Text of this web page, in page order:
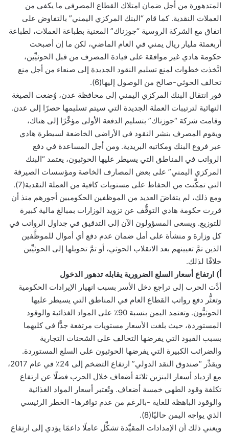
المتدهورة من أجل ضمان امتلاك القطاع المصرفي ما يكفي من
العملات النقدية. كما قام “البنك المركزي اليمني” بالتفاوض على
اتفاق مع الشركة الروسية “جوزناك” المعنية بطباعة العملات، لطباعة
أربعمئة مليار ريال يمني في العام الماضي، لكن ما إن أصبحت
حكومة هادي غير موافقة على قيادة المصرف من قبل الحوثيِّين،
اتَّخذت خطوات لمنع تسليم النقود الجديدة إلى صنعاء من أجل منع
تحالف الحوثي-صالح من الوصول إليها(6).
فور انتقال البنك المركزي اليمني إلى محافظة عدن، وُضعت الصيغة
النهائية لترتيبات العملة الجديدة التي سيتم تسليمها حصرًا إلى عدن.
وقامت شركة “جوزناك” بتسليم الدفعة الأولى مؤخَّرًا إلى هناك،
ويقوم المصرف بنشر النقود في الأراضي الخاضعة لسيطرة هادي
عبر فروع البنك ومكاتبه البريدية. ومن أجل المساعدة في دفع
الرواتب في المناطق التي يسيطر عليها الحوثيون، يعتمد “البنك
المركزي اليمني” على بعض المصارف الخاصة ومؤسسات الصيرفة
التي تمكَّنت من الحفاظ على مستويات كافية من العملة النقدية(7).
ومع ذلك، لم يتقاضَ العديد من الموظفين الحكوميين أجورهم منذ أن
قررت حكومة هادي التوقُّف عن تزويد الوزارات بمبالغ مالية كبيرة
للتوزيع. ويسعى المسؤولون الآن إلى التدقيق في جداول الرواتب في
كل وزارة و منشأة على أمل ضمان عدم دفع أي أموال للموظَّفين
الذين تمَّ تعيينهم بعد الانقلاب الحوثي، أو تمَّ تحويلها إلى الحوثيِّين
خلافًا لذلك.
أ) ارتفاع أسعار السلع الضرورية يقابله تدهور الدخول
أدَّت الحرب إلى تراجع دخل الأسر بسبب انهيار الإيرادات الحكومية
وتعثُّر دفع رواتب القطاع العام في المناطق التي يسيطر عليها
الحوثيُّون. وتعتمد اليمن بنسبة 90٪ على المواد الغذائية والوقود
المستوردة، حيث بلغت الأسعار مستويات مرتفعة جدًّا في كليهما
بسبب القيود التي يفرضها التحالف على الشحنات التجارية
والضرائب الكبيرة التي يفرضها الحوثيون على السلع المستوردة.
ويقدِّر “صندوق النقد الدولي” ارتفاع التضخم إلى 24٪ في عام 2017،
مع ازدياد أسعار البنزين ثلاثة أضعاف خلال الحرب فضلًا عن ارتفاع
تكلفة وقود الطهي خمسة أضعاف. وتُعتبر أسعار المواد الغذائية
والوقود الباهظة للغاية -بالرغم من عدم توافرها- الخطر الرئيسي
الذي يواجه اليمن حاليًا(8).
ويعني ذلك أن الإمدادات المقيَّدة تشكِّل عاملًا داعمًا يؤدي إلى ارتفاع